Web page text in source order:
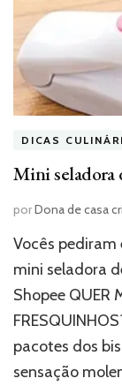
DICAS
Mini seladora
porDona de casa
Vocês pediram
mini seladora
Shopee QUER
pacotes dos
sensação